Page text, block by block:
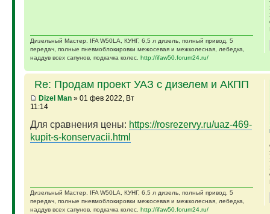
Дизельный Мастер. IFA W50LA, КУНГ, 6,5 л дизель, полный привод, 5
передач, полные пневмоблокировки межосевая и межколесная, лебедка,
наддув всех сапунов, подкачка колес. http://ifaw50.forum24.ru/
Re: Продам проект УАЗ с дизелем и АКПП
Dizel Man» 01 фев 2022, Вт
11:14
Для сравнения цены: https://rosrezervy.ru/uaz-469-
kupit-s-konservacii.html
Дизельный Мастер. IFA W50LA, КУНГ, 6,5 л дизель, полный привод, 5
передач, полные пневмоблокировки межосевая и межколесная, лебедка,
наддув всех сапунов, подкачка колес. http://ifaw50.forum24.ru/